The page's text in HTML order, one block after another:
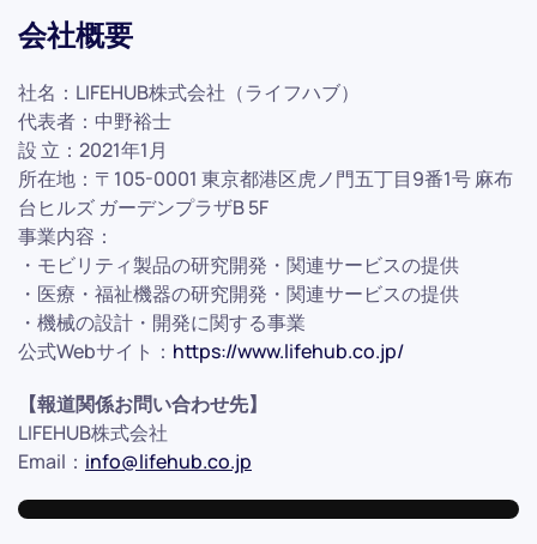
会社概要
社名：LIFEHUB株式会社（ライフハブ）
代表者：中野裕士
設 立：2021年1月
所在地：〒105-0001 東京都港区虎ノ門五丁目9番1号 麻布
台ヒルズ ガーデンプラザB 5F
事業内容：
・モビリティ製品の研究開発・関連サービスの提供
・医療・福祉機器の研究開発・関連サービスの提供
・機械の設計・開発に関する事業
公式Webサイト： https://www.lifehub.co.jp/
【報道関係お問い合わせ先】
LIFEHUB株式会社
Email： info@lifehub.co.jp